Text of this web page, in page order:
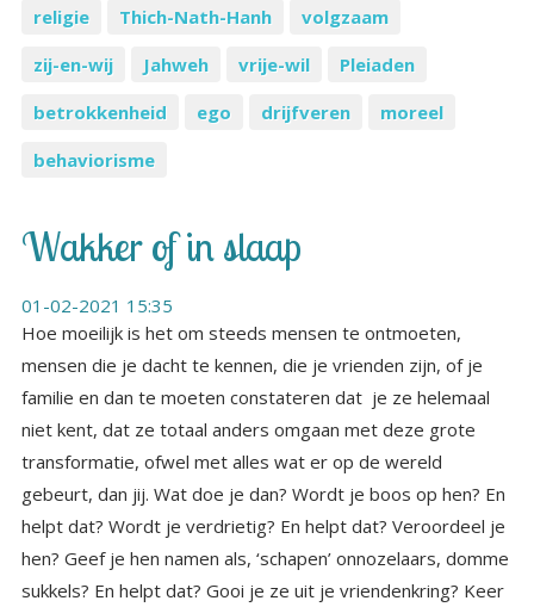
religie
Thich-Nath-Hanh
volgzaam
zij-en-wij
Jahweh vrije-wil
Pleiaden
betrokkenheid
ego drijfveren
moreel
behaviorisme
Wakker of in slaap
01-02-2021 15:35
Hoe moeilijk is het om steeds mensen te ontmoeten,
mensen die je dacht te kennen, die je vrienden zijn, of je
familie en dan te moeten constateren dat je ze helemaal
niet kent, dat ze totaal anders omgaan met deze grote
transformatie, ofwel met alles wat er op de wereld
gebeurt, dan jij. Wat doe je dan? Wordt je boos op hen? En
helpt dat? Wordt je verdrietig? En helpt dat? Veroordeel je
hen? Geef je hen namen als, ‘schapen’ onnozelaars, domme
sukkels? En helpt dat? Gooi je ze uit je vriendenkring? Keer
je je van hen af? Of keren zij zich van jou af? Ga je over hen
lopen klagen? Voel je je in de steek gelaten door hen? En